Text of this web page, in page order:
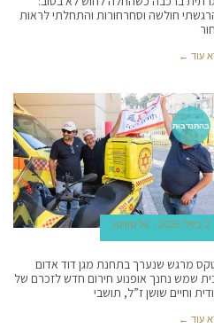
חולשה וסחרחורות והתחלתי לראות
עוד ←
בהתנדבות
2 ביולי 2026 גל טוויטו
מרגש שנערך בתחנת מגן דוד אדום
שמש נחנך אופנוע חירום חדש לזכרם של
וחיים שושן ז”ל, תושבי
עוד ←